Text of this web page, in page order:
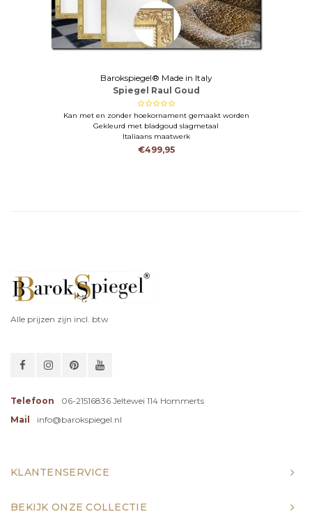
Barokspiegel® Made in Italy
Spiegel Raul Goud
Kan met en zonder hoekornament gemaakt worden
Gekleurd met bladgoud slagmetaal
Italiaans maatwerk
€499,95
Alle prijzen zijn incl. btw
Telefoon
06-21516836 Jeltewei 114 Hommerts
Mail
info@barokspiegel.nl
KLANTENSERVICE
BEKIJK ONZE COLLECTIE